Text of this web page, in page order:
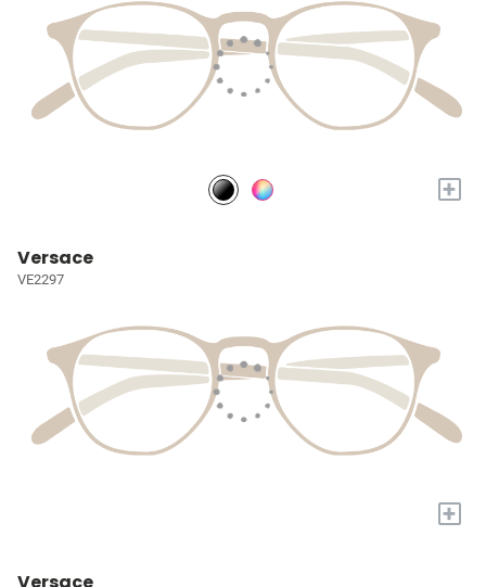
+
Versace
VE2297
+
Versace